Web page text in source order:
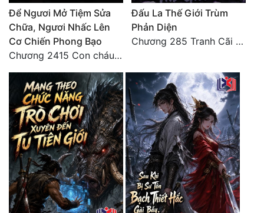
Để Ngươi Mở Tiệm Sửa
Chữa, Ngươi Nhấc Lên
Cơ Chiến Phong Bạo
Chương 2415 Con cháu bất hiếu!! Mời cùng lên đường!!
Đấu La Thế Giới Trùm
Phản Diện
Chương 285 Tranh Cãi Giữa Sư Đồ